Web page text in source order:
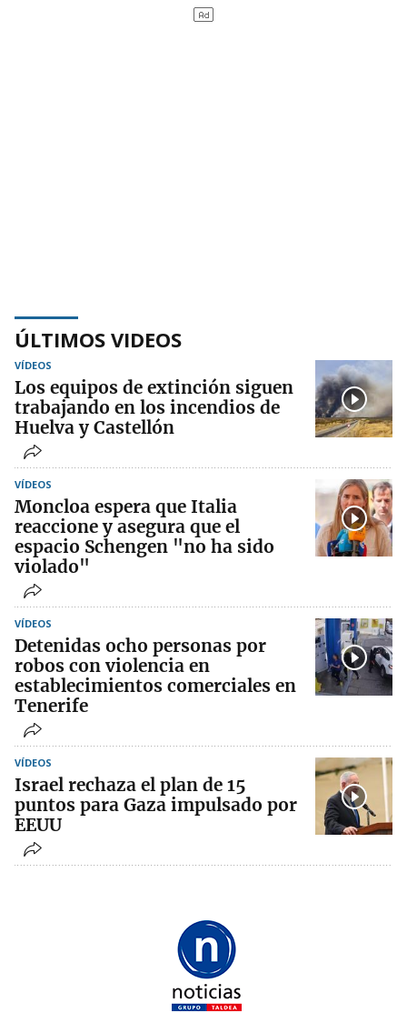
ÚLTIMOS VIDEOS
VÍDEOS
Los equipos de extinción siguen
trabajando en los incendios de
Huelva y Castellón
VÍDEOS
Moncloa espera que Italia
reaccione y asegura que el
espacio Schengen "no ha sido
violado"
VÍDEOS
Detenidas ocho personas por
robos con violencia en
establecimientos comerciales en
Tenerife
VÍDEOS
Israel rechaza el plan de 15
puntos para Gaza impulsado por
EEUU